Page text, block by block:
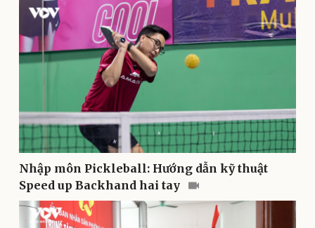
Tin nóng
Tư vấn luật
Việt Nam
Phân tích
Nhập môn Pickleball: Hướng dẫn kỹ thuật
Speed up Backhand hai tay